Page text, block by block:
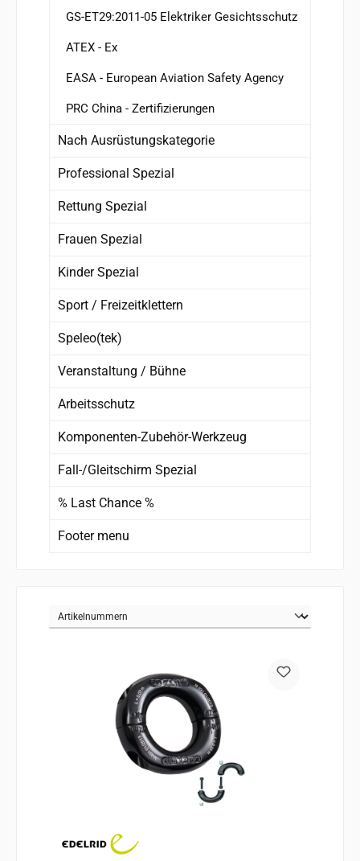
GS-ET29:2011-05 Elektriker Gesichtsschutz
ATEX - Ex
EASA - European Aviation Safety Agency
PRC China - Zertifizierungen
Nach Ausrüstungskategorie
Professional Spezial
Rettung Spezial
Frauen Spezial
Kinder Spezial
Sport / Freizeitklettern
Speleo(tek)
Veranstaltung / Bühne
Arbeitsschutz
Komponenten-Zubehör-Werkzeug
Fall-/Gleitschirm Spezial
% Last Chance %
Footer menu